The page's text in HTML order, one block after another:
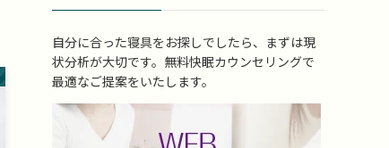
自分に合った寝具をお探しでしたら、まずは現
状分析が大切です。無料快眠カウンセリングで
最適なご提案をいたします。